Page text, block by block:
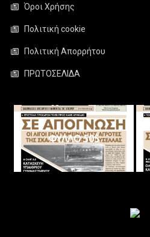
Όροι Χρήσης
Πολιτική cookie
Πολιτική Απορρήτου
ΠΡΩΤΟΣΕΛΙΔΑ
ΦΥΛΛΟ 505